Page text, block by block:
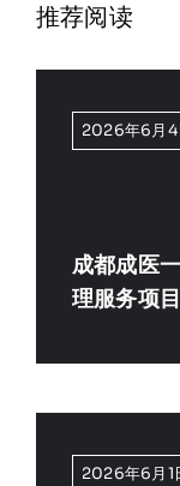
推荐阅读
2026年6月4
成都成医
理服务项
2026年6月1